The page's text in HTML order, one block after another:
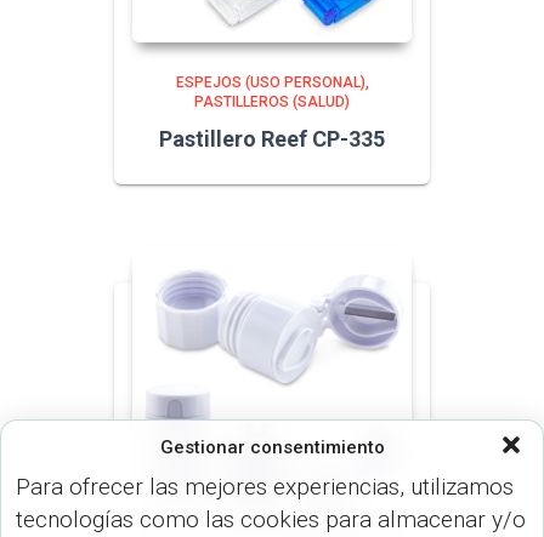
Gestionar consentimiento
Para ofrecer las mejores experiencias, utilizamos
tecnologías como las cookies para almacenar y/o
ESPEJOS (USO PERSONAL)
PASTILLEROS (SALUD)
Pastillero Reef CP-335